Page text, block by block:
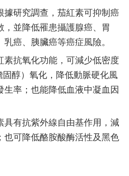
據研究調查，茄紅素可抑制癌
，並降低罹患攝護腺癌、胃
癌、胰臟癌等癌症風險。
素抗氧化功能，可減少低密度
固醇）氧化，降低動脈硬化風
生率；也能降低血液中凝血因
具有抗紫外線自由基作用，減
也可降低酪胺酸酶活性及黑色